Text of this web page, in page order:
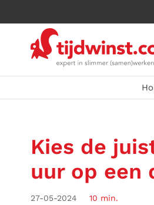
Kies de
uur op een
27-05-2024 10 min.